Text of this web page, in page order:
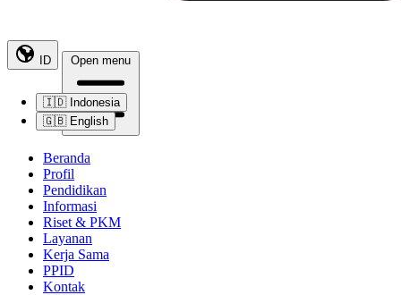
ID
🇮🇩 Indonesia
🇬🇧 English
Open menu
Beranda
Profil
Pendidikan
Informasi
Riset & PKM
Layanan
Kerja Sama
PPID
Kontak